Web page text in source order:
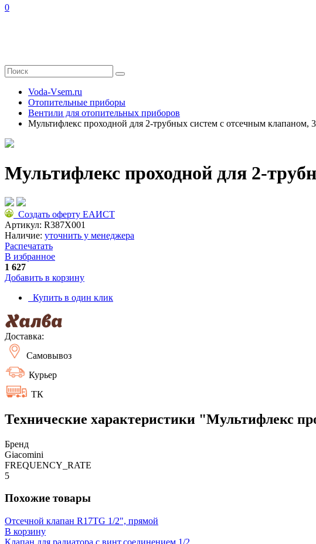
0
Voda-Vsem.ru
Отопительные приборы
Вентили для отопительных приборов
Мультифлекс проходной для 2-трубных систем с отсечным клапаном,
Мультифлекс проходной для 2-
Создать оферту ЕАИСТ
Артикул: R387X001
Наличие: уточнить у менеджера
Распечатать
В избранное
1 627
Добавить в корзину
Купить в один клик
Доставка:
Самовывоз
Курьер
ТК
Технические характеристики "Мультифлекс
Бренд
Giacomini
FREQUENCY_RATE
5
Похожие товары
Отсечной клапан R17TG 1/2", прямой
В корзину